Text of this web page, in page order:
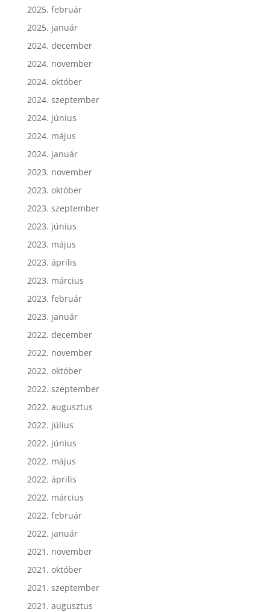
2025. február
2025. január
2024. december
2024. november
2024. október
2024. szeptember
2024. június
2024. május
2024. január
2023. november
2023. október
2023. szeptember
2023. június
2023. május
2023. április
2023. március
2023. február
2023. január
2022. december
2022. november
2022. október
2022. szeptember
2022. augusztus
2022. július
2022. június
2022. május
2022. április
2022. március
2022. február
2022. január
2021. november
2021. október
2021. szeptember
2021. augusztus